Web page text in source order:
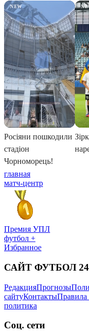
главная
матч-центр
Премия УПЛ
футбол +
Избранное
САЙТ ФУТБОЛ 24
РедакцияПрогнозы
сайтуКонтактыПравила
политика
Соц. сети